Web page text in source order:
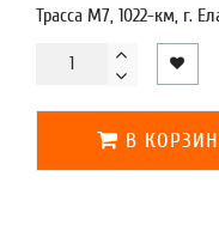
Трасса М7, 1022-км, г.
В